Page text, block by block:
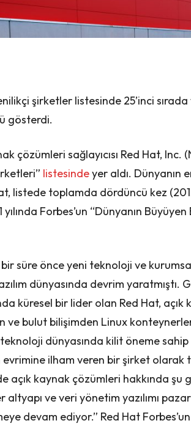
şirketler listesinde 25’inci
gösterdi.
çözümleri sağlayıcısı Red Hat, Inc.
listesindeyer aldı. Dünyanın
listede toplamda dördüncü kez
yılında Forbes’un “Dünyanın
süre önce yeni teknoloji ve
dünyasında devrim yaratmıştı.
küresel bir lider olan Red Hat, açık
ve bulut bilişimden Linux
dünyasında kilit öneme
evrimine ilham veren bir şirket olarak
açık kaynak çözümleri hakkında şu
altyapı ve veri yönetim yazılımı
devam ediyor.” Red Hat